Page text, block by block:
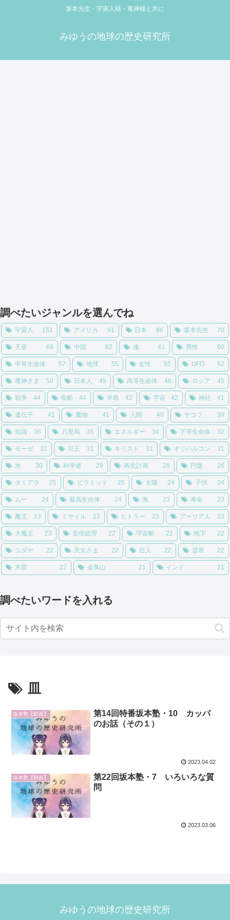
坂本先生・宇宙人様・竜神様と共に
みゆうの地球の歴史研究所
調べたいジャンルを選んでね
宇宙人 151 アメリカ 91 日本 86 坂本先生 70
天皇 69 中国 62 魂 61 男性 60
中等生命体 57 地球 55 女性 55 UFO 52
竜神さま 50 日本人 49 高等生命体 48 ロシア 45
戦争 44 母船 44 半島 42 宇宙 42 神社 41
遺伝子 41 魔物 41 人間 40 ヤコフ 39
知識 36 八咫烏 35 エネルギー 34 下等生命体 32
モーゼ 32 目玉 31 キリスト 31 オリハルコン 31
水 30 科学者 29 再生計画 28 円盤 26
タミアラ 25 ピラミッド 25 太陽 24 子供 24
ムー 24 最高生命体 24 海 23 寿命 23
魔王 23 ミサイル 23 ヒトラー 23 アーリア人 23
大魔王 23 安倍総理 22 宇宙船 22 地下 22
ユダヤ 22 天女さま 22 巨人 22 霊界 22
木星 22 金鳥山 21 インド 21
調べたいワードを入れる
皿
坂本塾【動画】
第14回特番坂本塾・10 カッパ
のお話（その１）
2023.04.02
坂本塾【動画】
第22回坂本塾・7 いろいろな質
問
2023.03.06
みゆうの地球の歴史研究所